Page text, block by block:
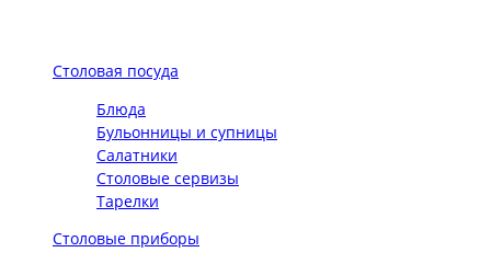
Столовая посуда
Блюда
Бульонницы и супницы
Салатники
Столовые сервизы
Тарелки
Столовые приборы